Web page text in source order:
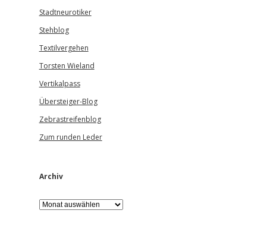
Stadtneurotiker
Stehblog
Textilvergehen
Torsten Wieland
Vertikalpass
Übersteiger-Blog
Zebrastreifenblog
Zum runden Leder
Archiv
A
r